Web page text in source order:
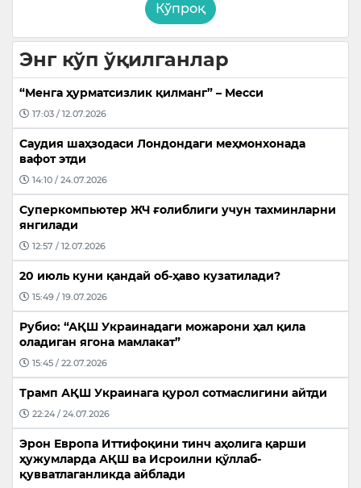
Кўпроқ
Энг кўп ўқилганлар
“Менга ҳурматсизлик қилманг” – Месси
17:03 / 12.07.2026
Саудия шаҳзодаси Лондондаги меҳмонхонада
вафот этди
14:10 / 24.07.2026
Суперкомпьютер ЖЧ ғолиблиги учун тахминларни
янгилади
12:57 / 12.07.2026
20 июль куни қандай об-ҳаво кузатилади?
15:49 / 19.07.2026
Рубио: “АҚШ Украинадаги можарони ҳал қила
оладиган ягона мамлакат”
15:45 / 22.07.2026
Трамп АҚШ Украинага қурол сотмаслигини айтди
22:24 / 24.07.2026
Эрон Европа Иттифоқини тинч аҳолига қарши
ҳужумларда АҚШ ва Исроилни қўллаб-
қувватлаганликда айблади